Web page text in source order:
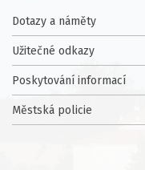
Dotazy a náměty
Užitečné odkazy
Poskytování informací
Městská policie